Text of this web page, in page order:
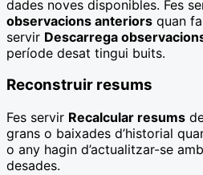
dades noves disponibles. Fes
observacions anteriors quan
servir Descarrega
període desat tingui buits.
Reconstruir resums
Fes servir Recalcular resums
grans o baixades d’historial
o any hagin d’actualitzar-se
desades.